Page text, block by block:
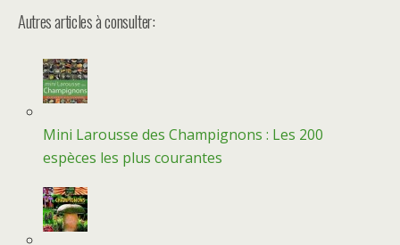
Autres articles à consulter:
Mini Larousse des Champignons : Les 200
espèces les plus courantes